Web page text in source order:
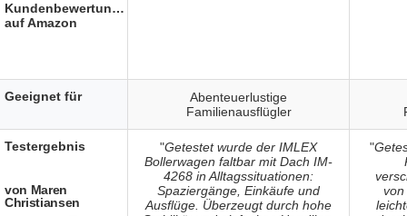
Abenteuerlustige
Familienausflügler
"Getestet wurde der IMLEX
Bollerwagen faltbar mit Dach IM-
4268 in Alltagssituationen:
Spaziergänge, Einkäufe und
Ausflüge. Überzeugt durch hohe
"
von
Kundenbewertungen
auf Amazon
Geeignet für
Testergebnis
von Maren
Christiansen